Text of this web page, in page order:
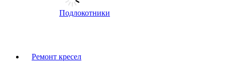
Подлокотники
Ремонт кресел